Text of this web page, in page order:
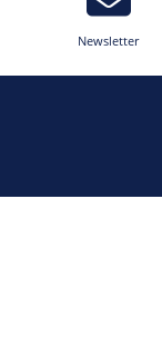
Newsletter